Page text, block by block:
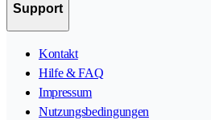
Support
Kontakt
Hilfe & FAQ
Impressum
Nutzungsbedingungen